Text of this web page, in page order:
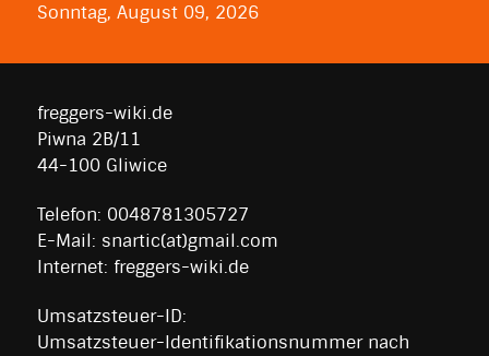
Sonntag, August 09, 2026
freggers-wiki.de
Piwna 2B/11
44-100 Gliwice
Telefon: 0048781305727
E-Mail: snartic(at)gmail.com
Internet: freggers-wiki.de
Umsatzsteuer-ID:
Umsatzsteuer-Identifikationsnummer nach